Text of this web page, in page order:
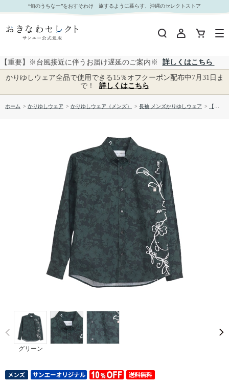
【送料無料】形態安定 シンプルフラワー柄 長袖 かりゆしウェアP1025-29｜おきなわセレクト
サンエー公式通販
“旬のうちなー”をおすそわけ 旅するように暮らす、沖縄のセレクトストア
【重要】※台風接近に伴うお届け遅延のご案内※
詳しくはこちら
かりゆしウェア全品で使用できる15％オフクーポン配布中7月31日ま
で！
詳しくはこちら
ホーム > かりゆしウェア > かりゆしウェア（メンズ） > 長袖 メンズかりゆしウェア > 【送料無料】形態安定 シンプルフラワー柄 長袖 かりゆしウェアP1025-29
グリーン
Prev